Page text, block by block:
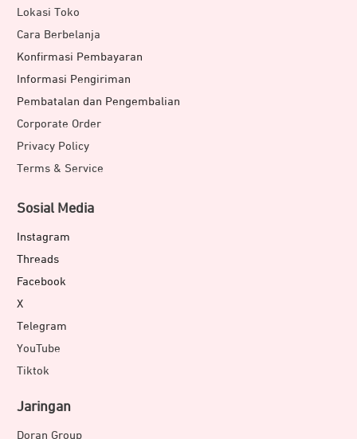
Lokasi Toko
Cara Berbelanja
Konfirmasi Pembayaran
Informasi Pengiriman
Pembatalan dan Pengembalian
Corporate Order
Privacy Policy
Terms & Service
Sosial Media
Instagram
Threads
Facebook
X
Telegram
YouTube
Tiktok
Jaringan
Doran Group